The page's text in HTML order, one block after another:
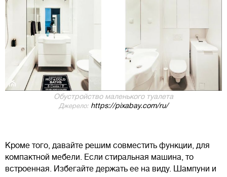
Обустройство маленького туалета
Джерело: https://pixabay.com/ru/
Кроме того, давайте решим совместить функции, для
компактной мебели. Если стиральная машина, то
встроенная. Избегайте держать ее на виду. Шампуни и